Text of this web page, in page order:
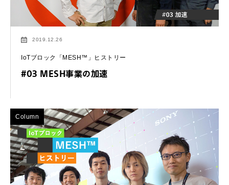
2019.12.26
IoTブロック「MESH™」ヒストリー
#03 MESH事業の加速
Column